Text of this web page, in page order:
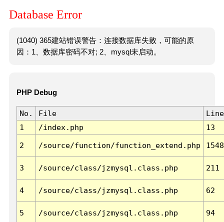
Database Error
(1040) 365建站错误警告：连接数据库失败，可能的原
因：1、数据库密码不对; 2、mysql未启动。
PHP Debug
No. File
Line
1
/index.php 13
2 /source/function/function_extend.php 1548
3 /source/class/jzmysql.class.php 211
4 /source/class/jzmysql.class.php 62
5 /source/class/jzmysql.class.php 94